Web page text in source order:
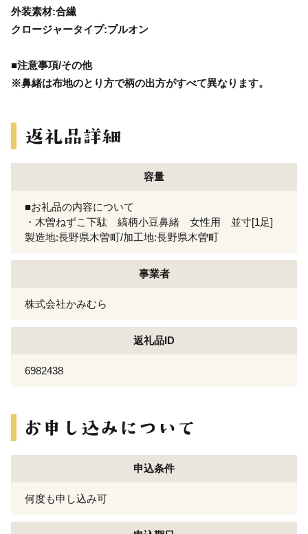
外装素材:合繊
クロージャータイプ:プルオン
■注意事項/その他
※鼻緒は布地のとり方で柄の出方がすべて異なります。
容量
■お礼品の内容について
・木曽ねずこ下駄 縞柄小豆鼻緒 女性用 並寸[1足]
製造地:長野県木曽町/加工地:長野県木曽町
事業者
株式会社かみむら
返礼品ID
6982438
申込条件
何度も申し込み可